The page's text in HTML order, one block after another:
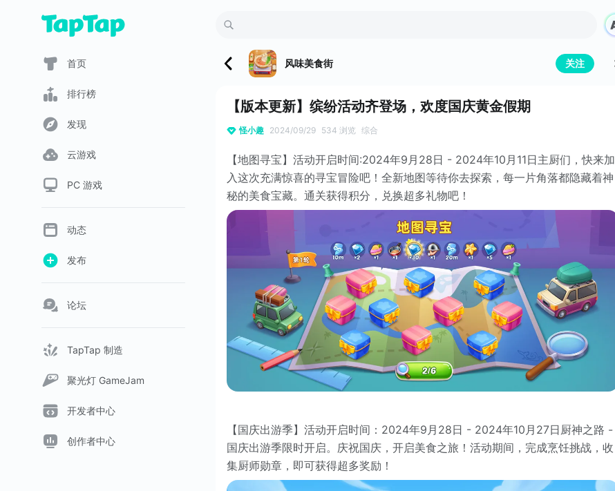
首页
排行榜
发现
云游戏
PC 游戏
动态
发布
论坛
TapTap 制造
聚光灯 GameJam
开发者中心
创作者中心
风味美食街 关注
【版本更新】缤纷活动齐登场，欢度国庆黄金假期
怪小趣 2024/09/29 534 浏览 综合
【地图寻宝】活动开启时间:2024年9月28日 - 2024年10月11日主厨们，快来加
入这次充满惊喜的寻宝冒险吧！全新地图等待你去探索，每一片角落都隐藏着神
秘的美食宝藏。通关获得积分，兑换超多礼物吧！
【国庆出游季】活动开启时间：2024年9月28日 - 2024年10月27日厨神之路 -
国庆出游季限时开启。庆祝国庆，开启美食之旅！活动期间，完成烹饪挑战，收
集厨师勋章，即可获得超多奖励！